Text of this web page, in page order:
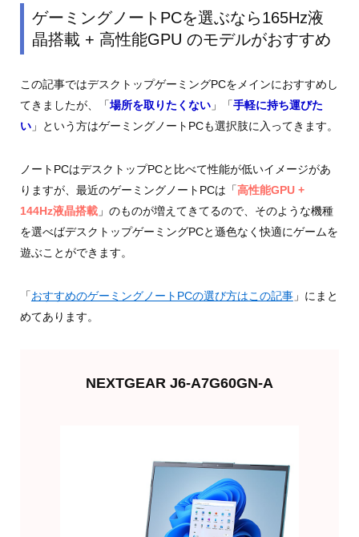
ゲーミングノートPCを選ぶなら165Hz液
晶搭載 + 高性能GPU のモデルがおすすめ
この記事ではデスクトップゲーミングPCをメインにおすすめし
てきましたが、「場所を取りたくない」「手軽に持ち運びた
い」という方はゲーミングノートPCも選択肢に入ってきます。
ノートPCはデスクトップPCと比べて性能が低いイメージがあ
りますが、最近のゲーミングノートPCは「高性能GPU +
144Hz液晶搭載」のものが増えてきてるので、そのような機種
を選べばデスクトップゲーミングPCと遜色なく快適にゲームを
遊ぶことができます。
「おすすめのゲーミングノートPCの選び方はこの記事」にまと
めてあります。
NEXTGEAR J6-A7G60GN-A